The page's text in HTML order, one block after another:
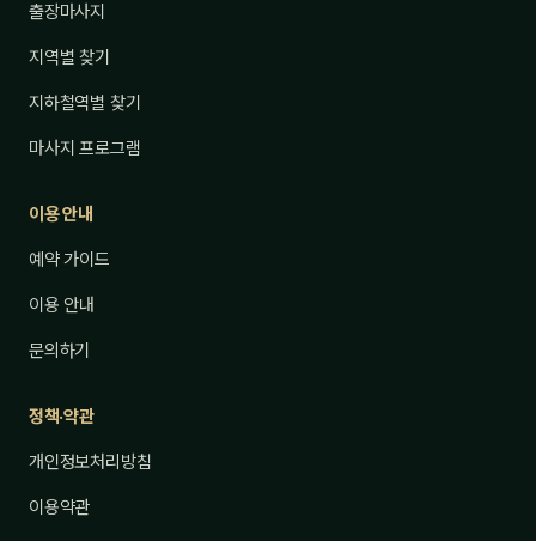
출장마사지
지역별 찾기
지하철역별 찾기
마사지 프로그램
이용 안내
예약 가이드
이용 안내
문의하기
정책·약관
개인정보처리방침
이용약관